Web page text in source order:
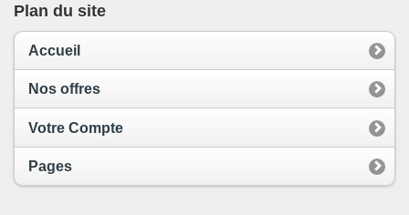
Plan du site
Accueil
Nos offres
Votre Compte
Pages